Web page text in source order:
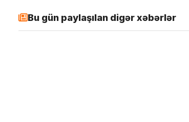
Bu gün paylaşılan digər xəbərlər